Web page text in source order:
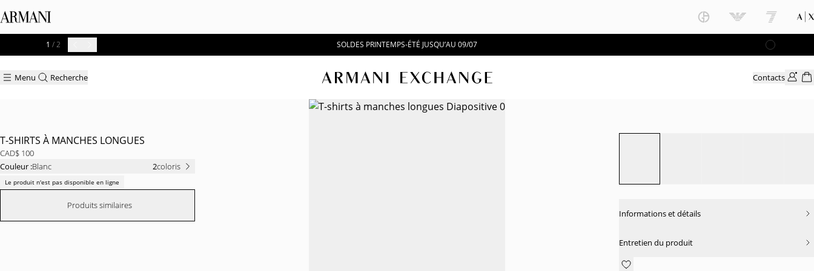
1 / 2 SOLDES PRINTEMPS-ÉTÉ JUSQU’AU 09/07
Menu Recherche Contacts
T-SHIRTS À MANCHES LONGUES
CAD$ 100
Couleur :Blanc 2coloris
Le produit n'est pas disponible en ligne
Produits similaires
Informations et détails
Entretien du produit